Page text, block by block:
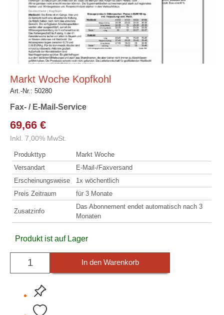
Markt Woche Kopfkohl
Art.-Nr.: 50280
Fax- / E-Mail-Service
69,66 €
Inkl. 7,00% MwSt.
Produkttyp
Markt Woche
Versandart
E-Mail-/Faxversand
Erscheinungsweise
1x wöchentlich
Preis Zeitraum
für 3 Monate
Zusatzinfo
Das Abonnement endet automatisch nach 3
Monaten
Produkt ist auf Lager
In den Warenkorb